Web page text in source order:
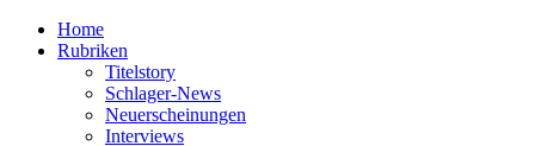
Home
Rubriken
Titelstory
Schlager-News
Neuerscheinungen
Interviews